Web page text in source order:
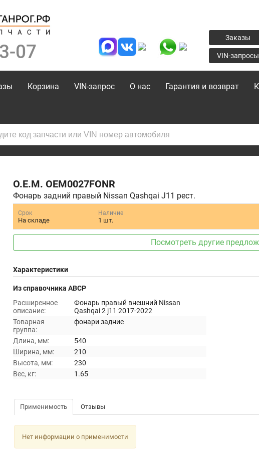
07
Заказы
VIN-запросы
Корзина VIN-запрос О нас Гарантия и возврат
O.E.M. OEM0027FONR
Фонарь задний правый Nissan Qashqai J11 рест.
Срок
На складе
Наличие
1 шт.
Посмотреть другие
Характеристики
Из справочника ABCP
Расширенное
описание:
Фонарь правый внешний Nissan
Qashqai 2 j11 2017-2022
Товарная
группа:
фонари задние
Длина, мм:
540
Ширина, мм:
210
Высота, мм:
230
Вес, кг:
1.65
Применимость Отзывы
Нет информации о применимости